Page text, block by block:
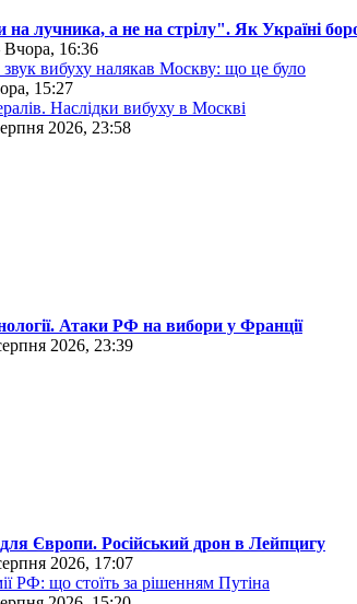
лучника, а не на стрілу". Як Україні
16:36
звук вибуху налякав Москву: що це було
15:27
Наслідки вибуху в Москві
2026, 23:58
Атаки РФ на вибори у Франції
2026, 23:39
Європи. Російський дрон в Лейпцигу
2026, 17:07
РФ: що стоїть за рішенням Путіна